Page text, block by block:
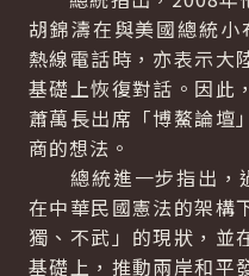
胡錦濤在與美國總統小
熱線電話時，亦表示大
基礎上恢復對話。因此
蕭萬長出席「博鰲論壇
商的想法。
總統進一步指出，
在中華民國憲法的架構
獨、不武」的現狀，並
基礎上，推動兩岸和平